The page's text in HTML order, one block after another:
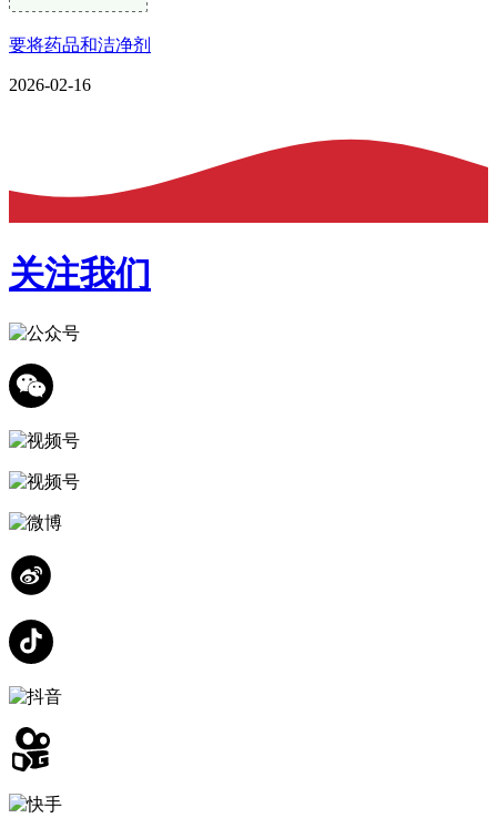
要将药品和洁净剂
2026-02-16
关注我们